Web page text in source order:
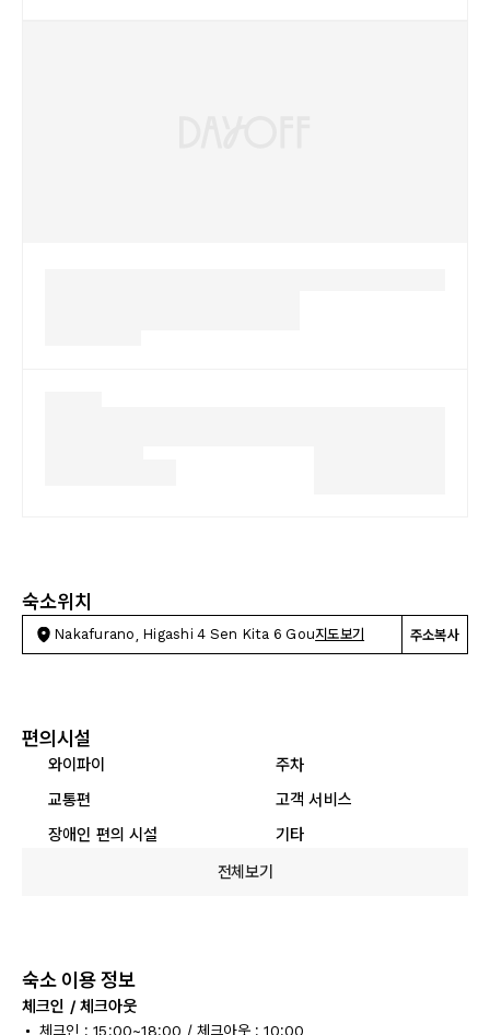
숙소위치
Nakafurano, Higashi 4 Sen Kita 6 Gou지도보기 주소복사
편의시설
와이파이
주차
교통편
고객 서비스
장애인 편의 시설
기타
전체보기
숙소 이용 정보
체크인 / 체크아웃
체크인 : 15:00~18:00 / 체크아웃 : 10:00